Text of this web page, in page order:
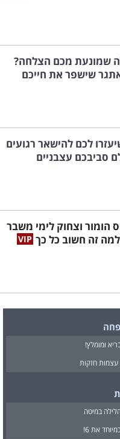
שמונעת מכם הצלחה?
שישפר את חייכם
לכם להישאר רגועים
סביבכם עצבניים
הומור וצחוק לימי משבר
זה חשוב כל כך
ומומלץ!
עצמות חזקות